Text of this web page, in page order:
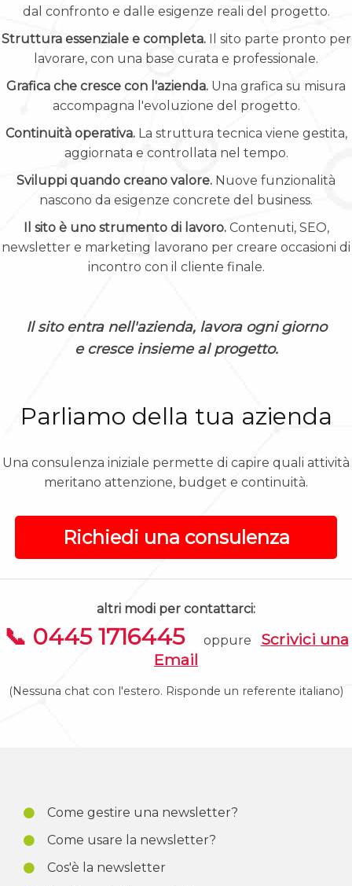
dal confronto e dalle esigenze reali del progetto.
Struttura essenziale e completa.Il sito parte pronto per
lavorare, con una base curata e professionale.
Grafica che cresce con l'azienda. Una grafica su misura
accompagna l'evoluzione del progetto.
Continuità operativa.La struttura tecnica viene gestita,
aggiornata e controllata nel tempo.
Sviluppi quando creano valore. Nuove funzionalità
nascono da esigenze concrete del business.
Il sito è uno strumento di lavoro.Contenuti, SEO,
newsletter e marketing lavorano per creare occasioni di
incontro con il cliente finale.
Il sito entra nell'azienda, lavora ogni giorno
e cresce insieme al progetto.
Parliamo della tua azienda
Una consulenza iniziale permette di capire quali attività
meritano attenzione, budget e continuità.
Richiedi una consulenza
altri modi per contattarci:
📞 0445 1716445 oppure Scrivici una
Email
(Nessuna chat con l'estero. Risponde un referente italiano)
Come gestire una newsletter?
Come usare la newsletter?
Cos'è la newsletter